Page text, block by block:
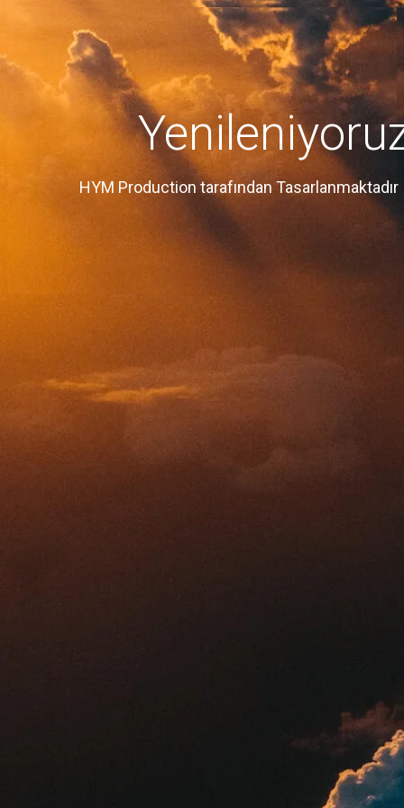
HYM Production tarafından Tasarlanmaktadır